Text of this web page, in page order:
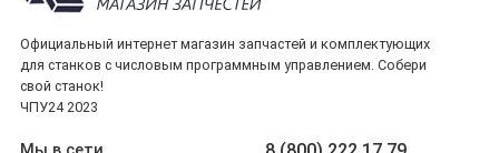
Официальный интернет магазин запчастей и комплектующих
для станков с числовым программным управлением. Собери
свой станок!
ЧПУ24 2023